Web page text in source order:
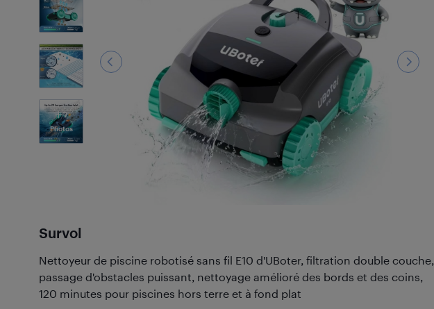
7
Photos
Survol
Nettoyeur de piscine robotisé sans fil E10 d'UBoter, filtration double couche,
passage d'obstacles puissant, nettoyage amélioré des bords et des coins,
120 minutes pour piscines hors terre et à fond plat